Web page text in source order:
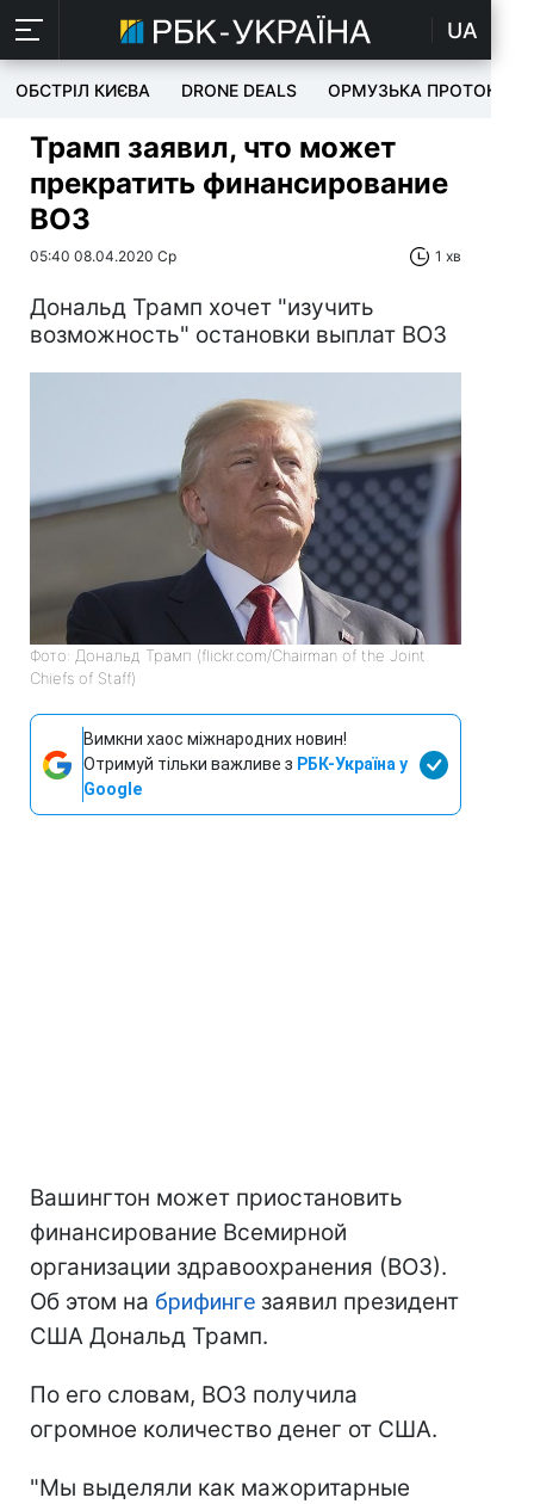
UA
ОБСТРІЛ КИЄВА DRONE DEALS ОРМУЗЬКА ПРОТОКА
Трамп заявил, что может
прекратить финансирование
ВОЗ
05:40 08.04.2020 Ср 1 хв
Дональд Трамп хочет "изучить
возможность" остановки выплат ВОЗ
Фото: Дональд Трамп (flickr.com/Chairman of the Joint
Chiefs of Staff)
Вимкни хаос міжнародних новин!
Отримуй тільки важливе з РБК-Україна у
Google
Вашингтон может приостановить
финансирование Всемирной
организации здравоохранения (ВОЗ).
Об этом на брифинге заявил президент
США Дональд Трамп.
По его словам, ВОЗ получила
огромное количество денег от США.
"Мы выделяли как мажоритарные